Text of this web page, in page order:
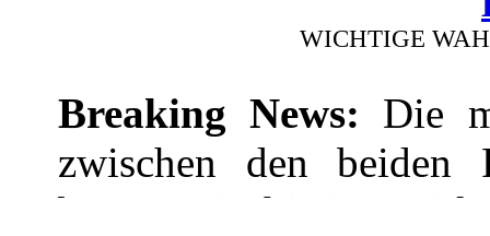
WICHTIGE
Breaking News: Die
zwischen den beiden
bevor! Die hitzige